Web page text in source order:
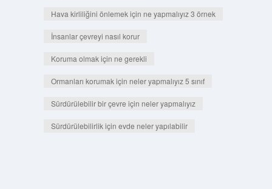
Hava kirliliğini önlemek için ne yapmalıyız 3 örnek
İnsanlar çevreyi nasıl korur
Koruma olmak için ne gerekli
Ormanları korumak için neler yapmalıyız 5 sınıf
Sürdürülebilir bir çevre için neler yapmalıyız
Sürdürülebilirlik için evde neler yapılabilir